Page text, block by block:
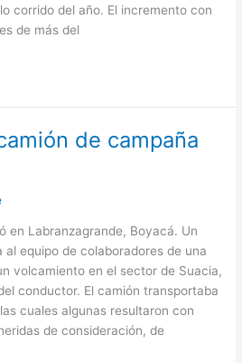
corrido del año. El incremento con
de más del
de campaña
en Labranzagrande, Boyacá. Un
equipo de colaboradores de una
volcamiento en el sector de Suacia,
conductor. El camión transportaba
cuales algunas resultaron con
de consideración, de